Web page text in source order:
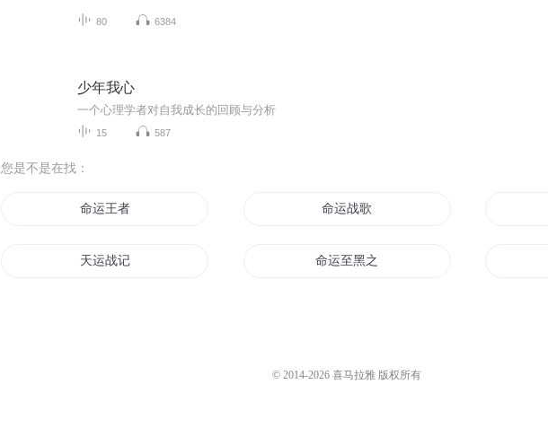
80 6384
少年我心
一个心理学者对自我成长的回顾与分析
15 587
您是不是在找：
命运王者 命运战歌
天运战记 命运至黑之夜
© 2014-2026 喜马拉雅 版权所有